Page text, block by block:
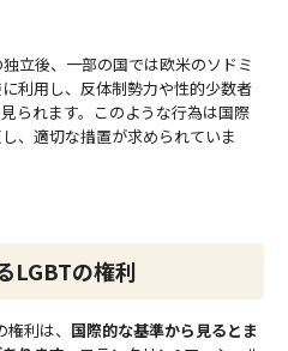
立後、一部の国では欧米のソドミ
利用し、反体制勢力や性的少数者
られます。このような行為は国際
、適切な措置が求められていま
LGBTの権利
利は、 国際的な基準から見るとま